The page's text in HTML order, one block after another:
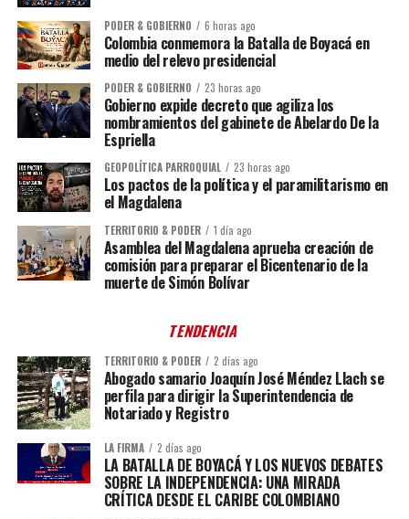
PODER & GOBIERNO 6 horas ago
Colombia conmemora la Batalla de Boyacá en
medio del relevo presidencial
PODER & GOBIERNO 23 horas ago
Gobierno expide decreto que agiliza los
nombramientos del gabinete de Abelardo De la
Espriella
GEOPOLÍTICA PARROQUIAL 23 horas ago
Los pactos de la política y el paramilitarismo en
el Magdalena
TERRITORIO & PODER 1 día ago
Asamblea del Magdalena aprueba creación de
comisión para preparar el Bicentenario de la
muerte de Simón Bolívar
TENDENCIA
TERRITORIO & PODER 2 días ago
Abogado samario Joaquín José Méndez Llach se
perfila para dirigir la Superintendencia de
Notariado y Registro
LA FIRMA 2 días ago
LA BATALLA DE BOYACÁ Y LOS NUEVOS DEBATES
SOBRE LA INDEPENDENCIA: UNA MIRADA
CRÍTICA DESDE EL CARIBE COLOMBIANO